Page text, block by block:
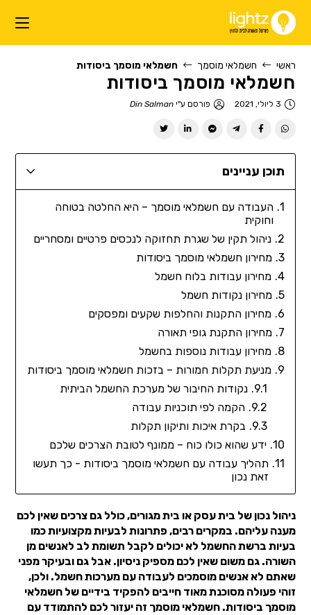
ראשי חשמלאי מוסמך חשמלאי מוסמך ביסודות
חשמלאי מוסמך ביסודות
3 ליולי, 2021 פורסם ע"יDin Salman
תוכן עניינים
העבודה עם חשמלאי מוסמך – היא החלטה בטוחה
וחוקית
ניהול תקין של שגרת תחזוקה לנכסים פרטיים ומסחריים
מחירון חשמלאי מוסמך ביסודות
מחירון עבודות בלוח חשמל
מחירון נקודות חשמל
מחירון התקנות והחלפות שקעים ומפסקים
מחירון התקנת גופי תאורה
מחירון עבודות נוספות בחשמל
מניעת תקלות חמורות – בזכות חשמלאי מוסמך ביסודות
נקודות החיבור של מערכת החשמל הביתית
הקמה לפי תוכניות עבודה
בקרת איכות ותיקון תקלות
ידע שהוא כולו כוח – ממונף לטובת הצרכים שלכם
תהליך עבודה עם חשמלאי מוסמך ביסודות - כך תעשו
זאת נכון
ניהול נכון של בית עסק או בית מגורים, כולל גם צרכים שאין לכם
מענה עליהם. במקרים רבים, פתרונות לבעיות מקצועיות כמו
בעיות ברשת החשמל לא יכולים לקבל תשומת לב לאנשים מן
השורה. גם משום שאין לכם מספיק ניסיון. אבל גם ובעיקר מפני
שאתם לא אנשים מוסמכים לעבודה עם מערכות חשמל. ולכן,
זוהי פעולה מסוכנת מאוד חייבים להפקיד בידיים של חשמלאי
מוסמך ביסודות. חשמלאי מוסמך זה יעזור לכם להתמודד עם